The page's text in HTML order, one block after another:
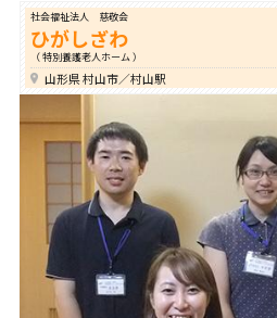
社会福祉法人 慈敬会
ひがしざわ
（ 特別養護老人ホーム ）
山形県 村山市／村山駅